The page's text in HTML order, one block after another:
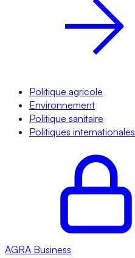
Politique agricole
Environnement
Politique sanitaire
Politiques internationales
AGRA Business